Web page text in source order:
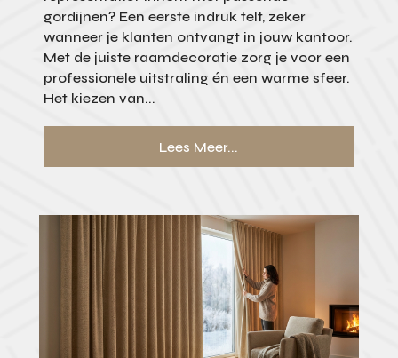
gordijnen? Een eerste indruk telt, zeker
wanneer je klanten ontvangt in jouw kantoor.
Met de juiste raamdecoratie zorg je voor een
professionele uitstraling én een warme sfeer.
Het kiezen van...
Lees Meer...